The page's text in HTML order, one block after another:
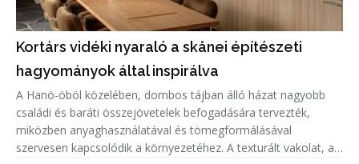
Kortárs vidéki nyaraló a skånei építészeti
hagyományok által inspirálva
A Hanö-öböl közelében, dombos tájban álló házat nagyobb
családi és baráti összejövetelek befogadására tervezték,
miközben anyaghasználatával és tömegformálásával
szervesen kapcsolódik a környezetéhez. A texturált vakolat, a